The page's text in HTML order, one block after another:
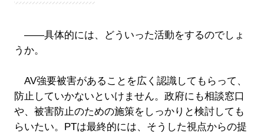
――具体的には、どういった活動をするのでしょ
うか。
AV強要被害があることを広く認識してもらって、
防止していかないといけません。政府にも相談窓口
や、被害防止のための施策をしっかりと検討しても
らいたい。PTは最終的には、そうした視点からの提